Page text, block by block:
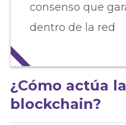
consenso que
dentro de la red
¿Cómo actúa
blockchain?